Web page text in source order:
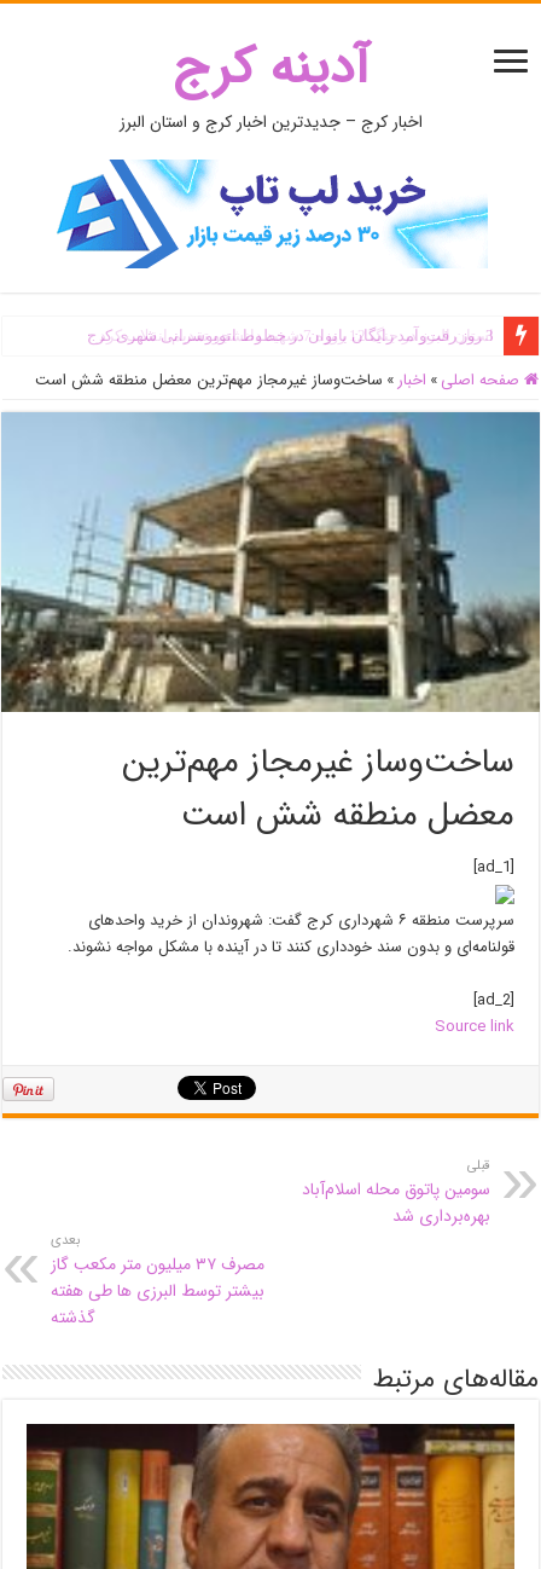
آدینه کرج
اخبار کرج – جدیدترین اخبار کرج و استان البرز
3 روز رفت‌وآمد رایگان بانوان در خطوط اتوبوسرانی شهری کرج
صفحه اصلی » اخبار » ساخت‌وساز غیرمجاز مهم‌ترین معضل منطقه شش است
ساخت‌وساز غیرمجاز مهم‌ترین
معضل منطقه شش است
[ad_1]
سرپرست منطقه ۶ شهرداری کرج گفت: شهروندان از خرید واحد‌های
قولنامه‌ای و بدون سند خودداری کنند تا در آینده با مشکل مواجه نشوند.
[ad_2]
Source link
قبلی
سومین پاتوق محله اسلام‌آباد
بهره‌برداری شد
بعدی
مصرف ۳۷ میلیون متر مکعب گاز
بیشتر توسط البرزی ها طی هفته
گذشته
مقاله‌های مرتبط